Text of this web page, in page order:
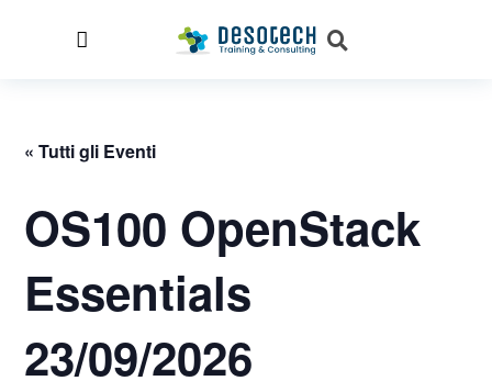
« Tutti gli Eventi
OS100 OpenStack
Essentials
23/09/2026